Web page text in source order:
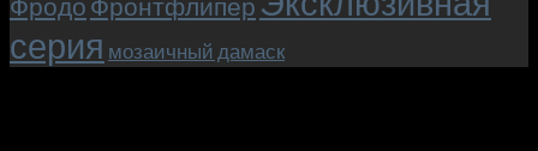
Фродо Фронтфлипер
серия мозаичный дамаск